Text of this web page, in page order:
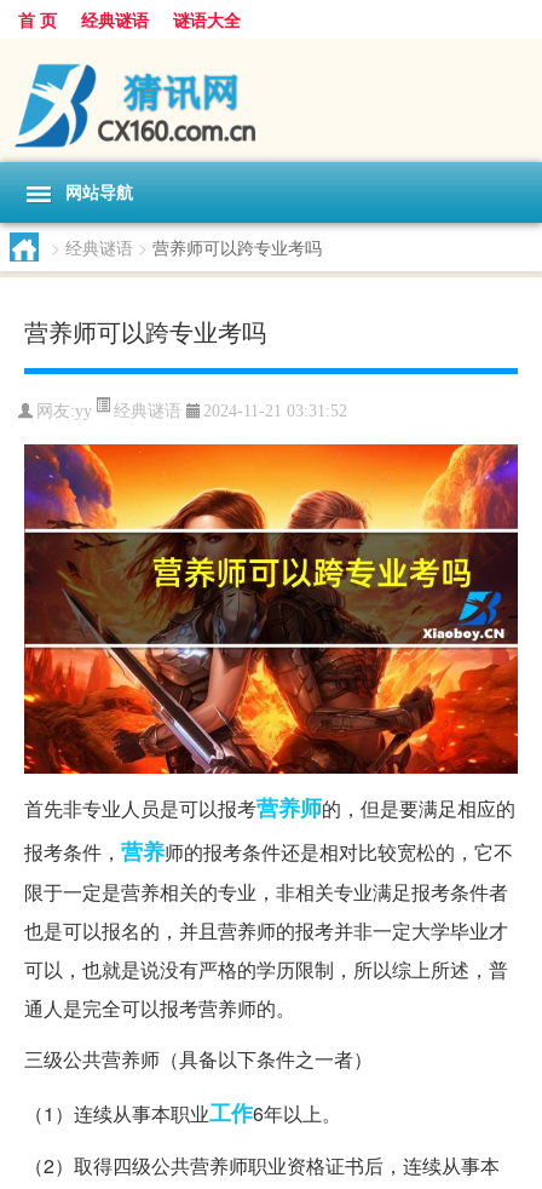
首 页 经典谜语 谜语大全
网站导航
> 经典谜语 > 营养师可以跨专业考吗
营养师可以跨专业考吗
网友:yy 经典谜语 2024-11-21 03:31:52
首先非专业人员是可以报考营养师的，但是要满足相应的
报考条件， 营养师的报考条件还是相对比较宽松的，它不
限于一定是营养相关的专业，非相关专业满足报考条件者
也是可以报名的，并且营养师的报考并非一定大学毕业才
可以，也就是说没有严格的学历限制，所以综上所述，普
通人是完全可以报考营养师的。
三级公共营养师（具备以下条件之一者）
（1）连续从事本职业工作6年以上。
（2）取得四级公共营养师职业资格证书后，连续从事本